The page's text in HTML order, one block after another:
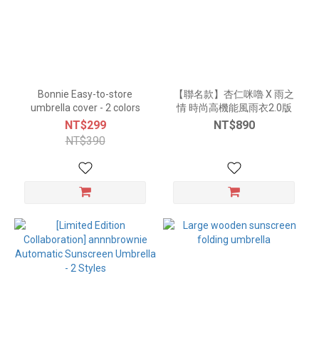
Bonnie Easy-to-store
umbrella cover - 2 colors
NT$299
NT$390
【聯名款】杏仁咪嚕 X 雨之
情 時尚高機能風雨衣2.0版
NT$890